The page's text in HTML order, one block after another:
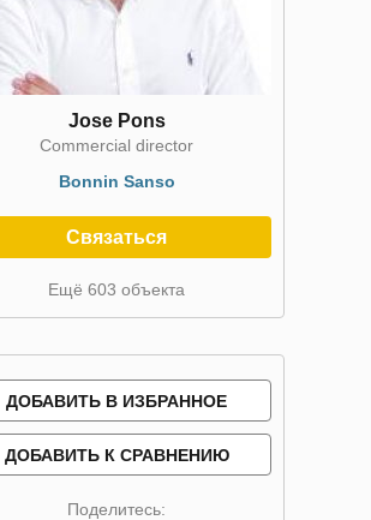
Jose Pons
Commercial director
Bonnin Sanso
Связаться
Ещё 603 объекта
ДОБАВИТЬ В ИЗБРАННОЕ
ДОБАВИТЬ К СРАВНЕНИЮ
Поделитесь: